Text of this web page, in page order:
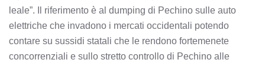
leale”. Il riferimento è al dumping di Pechino sulle auto
elettriche che invadono i mercati occidentali potendo
contare su sussidi statali che le rendono fortemenete
concorrenziali e sullo stretto controllo di Pechino alle